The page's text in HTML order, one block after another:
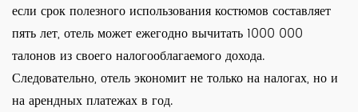
если срок полезного использования костюмов составляет
пять лет, отель может ежегодно вычитать 1000 000
талонов из своего налогооблагаемого дохода.
Следовательно, отель экономит не только на налогах, но и
на арендных платежах в год.